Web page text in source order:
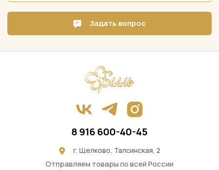
Задать вопрос
8 916 600-40-45
г. Щелково, Талсинская, 2
Отправляем товары по всей России